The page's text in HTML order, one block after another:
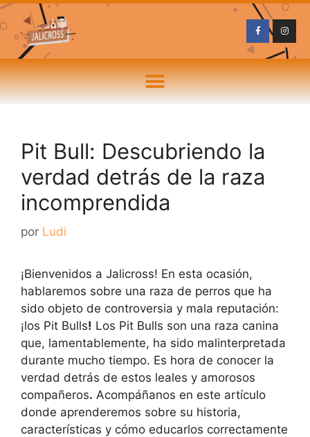
Pit Bull: Descubriendo la
verdad detrás de la raza
incomprendida
por Ludi
¡Bienvenidos a Jalicross! En esta ocasión,
hablaremos sobre una raza de perros que ha
sido objeto de controversia y mala reputación:
¡los Pit Bulls! Los Pit Bulls son una raza canina
que, lamentablemente, ha sido malinterpretada
durante mucho tiempo. Es hora de conocer la
verdad detrás de estos leales y amorosos
compañeros. Acompáñanos en este artículo
donde aprenderemos sobre su historia,
características y cómo educarlos correctamente